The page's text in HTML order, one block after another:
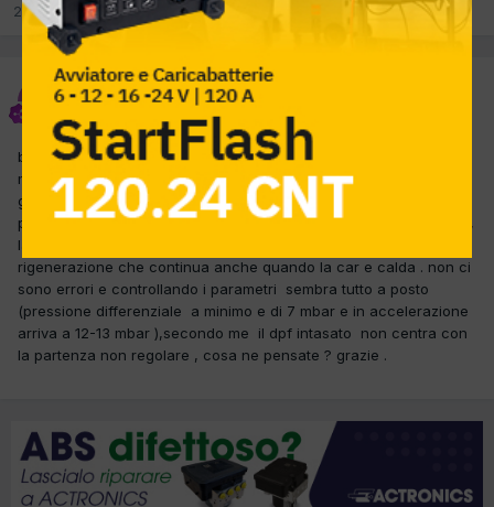
23 Giugno 2015 in Meccatronica
diliberto giuseppe
23 Giugno 2015
buona sera a tutti ho in officina la car sopra elencata la quale
messa in moto a freddo sembra come se andasse a 3 ,il conta
giri non sta fisso su i 1000giri ma si vede salire e scendere di
poco , tutto questo dura solo qualche minuto e poi si regolarizza ,
la cosa strana e che dallo scarico si sente il classico odore della
rigenerazione che continua anche quando la car e calda . non ci
sono errori e controllando i parametri sembra tutto a posto
(pressione differenziale a minimo e di 7 mbar e in accelerazione
arriva a 12-13 mbar ),secondo me il dpf intasato non centra con
la partenza non regolare , cosa ne pensate ? grazie .